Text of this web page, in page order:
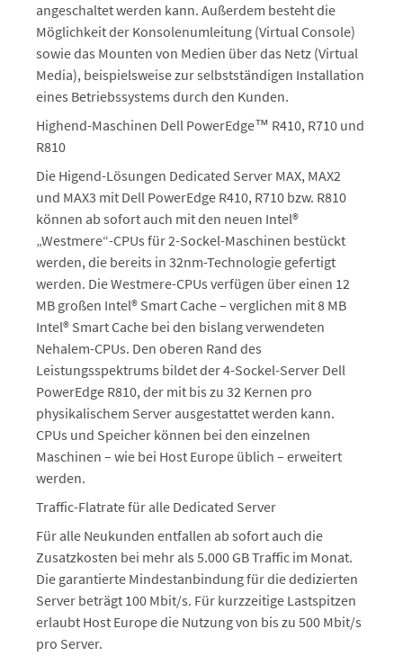
angeschaltet werden kann. Außerdem besteht die
Möglichkeit der Konsolenumleitung (Virtual Console)
sowie das Mounten von Medien über das Netz (Virtual
Media), beispielsweise zur selbstständigen Installation
eines Betriebssystems durch den Kunden.
Highend-Maschinen Dell PowerEdge™ R410, R710 und
R810
Die Higend-Lösungen Dedicated Server MAX, MAX2
und MAX3 mit Dell PowerEdge R410, R710 bzw. R810
können ab sofort auch mit den neuen Intel®
„Westmere“-CPUs für 2-Sockel-Maschinen bestückt
werden, die bereits in 32nm-Technologie gefertigt
werden. Die Westmere-CPUs verfügen über einen 12
MB großen Intel® Smart Cache – verglichen mit 8 MB
Intel® Smart Cache bei den bislang verwendeten
Nehalem-CPUs. Den oberen Rand des
Leistungsspektrums bildet der 4-Sockel-Server Dell
PowerEdge R810, der mit bis zu 32 Kernen pro
physikalischem Server ausgestattet werden kann.
CPUs und Speicher können bei den einzelnen
Maschinen – wie bei Host Europe üblich – erweitert
werden.
Traffic-Flatrate für alle Dedicated Server
Für alle Neukunden entfallen ab sofort auch die
Zusatzkosten bei mehr als 5.000 GB Traffic im Monat.
Die garantierte Mindestanbindung für die dedizierten
Server beträgt 100 Mbit/s. Für kurzzeitige Lastspitzen
erlaubt Host Europe die Nutzung von bis zu 500 Mbit/s
pro Server.